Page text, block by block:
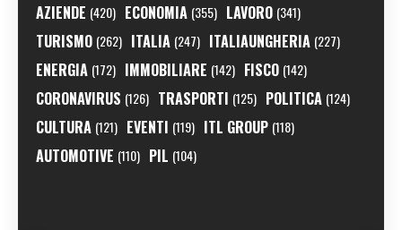
AZIENDE (420) ECONOMIA (355) LAVORO (341)
TURISMO (262) ITALIA (247) ITALIAUNGHERIA (227)
ENERGIA (172) IMMOBILIARE (142) FISCO (142)
CORONAVIRUS (126) TRASPORTI (125) POLITICA (124)
CULTURA (121) EVENTI (119) ITL GROUP (118)
AUTOMOTIVE (110) PIL (104)